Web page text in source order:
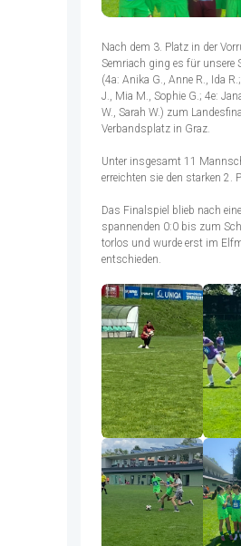
Nach dem 3. Platz in der
Semriach ging es für unsere
(4a: Anika G., Anne R., Ida
J., Mia M., Sophie G.; 4e:
W., Sarah W.) zum
Verbandsplatz in Graz.
Unter insgesamt 11
erreichten sie den starken 2.
Das Finalspiel blieb nach
spannenden 0:0 bis zum
torlos und wurde erst im
entschieden.